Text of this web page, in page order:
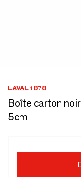
LAVAL 1878
Boîte carton
5cm